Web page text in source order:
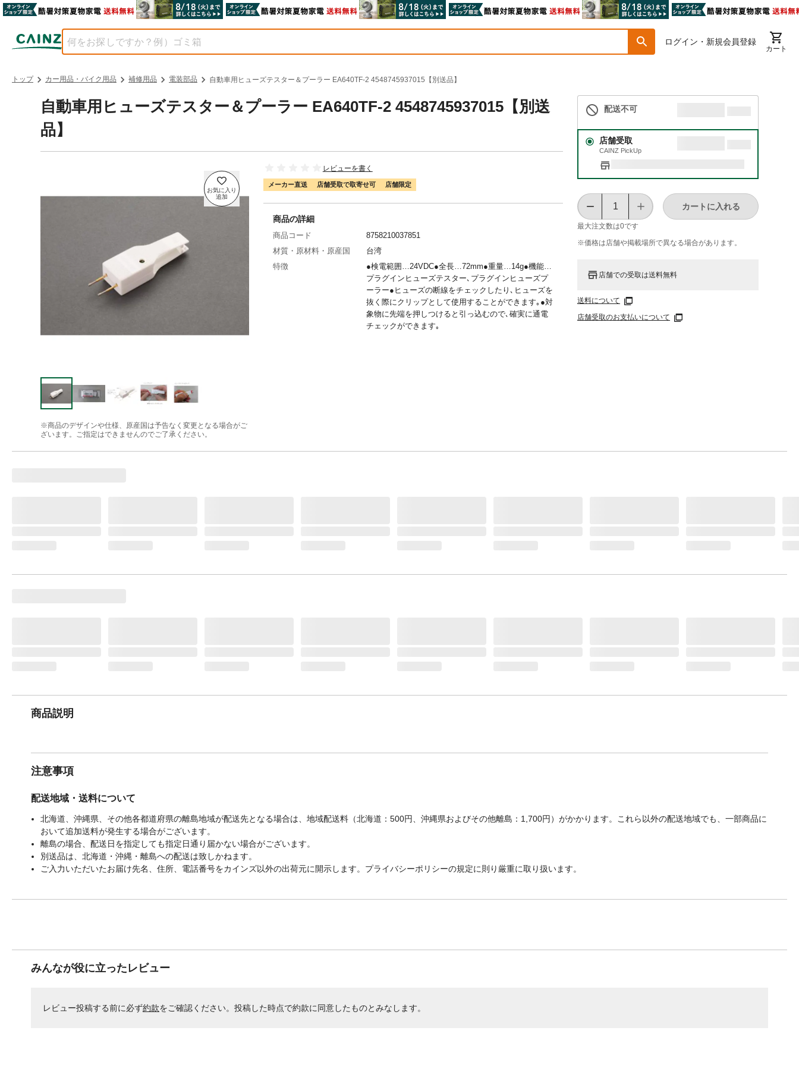
ログイン・新規会員登録
カート
トップ カー用品・バイク用品 補修用品 電装部品 自動車用ヒューズテスター＆プーラー EA640TF-2 4548745937015【別送品】
自動車用ヒューズテスター＆プーラー EA640TF-2 4548745937015【別送
品】
※商品のデザインや仕様、原産国は予告なく変更となる場合がご
ざいます。ご指定はできませんのでご了承ください。
レビューを書く
メーカー直送 店舗受取で取寄せ可 店舗限定
配送不可
店舗受取
CAINZ PickUp
最大注文数は0です
カートに入れる
※価格は​店舗や​掲載場所で​異なる​場合が​あります。
店舗での受取は送料無料
送料について
店舗受取のお支払いについて
商品の詳細
商品コード
8758210037851
材質・原材料・原産国
台湾
特徴
●検電範囲…24VDC●全長…72mm●重量…14g●機能…
プラグインヒューズテスター､プラグインヒューズプ
ーラー●ヒューズの断線をチェックしたり､ヒューズを
抜く際にクリップとして使用することができます｡●対
象物に先端を押しつけると引っ込むので､確実に通電
チェックができます｡
商品説明
注意事項
配送地域・送料について
北海道、沖縄県、その他各都道府県の離島地域が配送先となる場合は、地域配送料（北海道：500円、沖縄県およびその他離島：1,700円）がかかります。これら以外の配送地域でも、一部商品に
おいて追加送料が発生する場合がございます。
離島の場合、配送日を指定しても指定日通り届かない場合がございます。
別送品は、北海道・沖縄・離島への配送は致しかねます。
ご入力いただいたお届け先名、住所、電話番号をカインズ以外の出荷元に開示します。プライバシーポリシーの規定に則り厳重に取り扱います。
みんなが役に立ったレビュー
レビュー投稿する前に必ず約款をご確認ください。投稿した時点で約款に同意したものとみなします。